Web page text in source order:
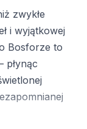
zwykłe
i wyjątkowej
Bosforze to
płynąc